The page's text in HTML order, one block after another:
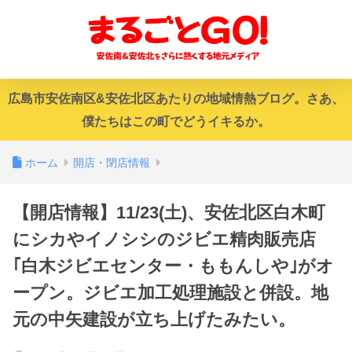
広島市安佐南区&安佐北区あたりの地域情熱ブログ。さあ、
僕たちはこの町でどうイキるか。
ホーム 開店・閉店情報
【開店情報】11/23(土)、安佐北区白木町
にシカやイノシシのジビエ精肉販売店
｢白木ジビエセンター・ももんしや｣がオ
ープン。ジビエ加工処理施設と併設。地
元の中矢建設が立ち上げたみたい。